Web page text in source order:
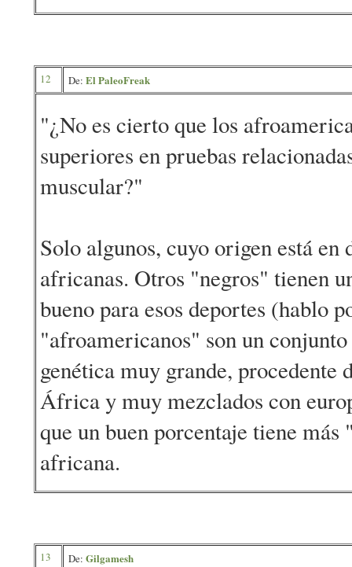
12 De: El PaleoFreak
"¿No es cierto que los
superiores en pruebas
muscular?"
Solo algunos, cuyo origen está
africanas. Otros "negros" tienen
bueno para esos deportes (hablo
"afroamericanos" son un
genética muy grande, procedente
África y muy mezclados con
que un buen porcentaje tiene más
africana.
13 De: Gilgamesh